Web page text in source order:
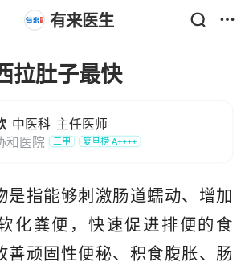
有来医生
拉肚子最快
中医科 主任医师
和医院
三甲 复旦榜A++++
是指能够刺激肠道蠕动、增加
化粪便，快速促进排便的食
善顽固性便秘、积食腹胀、肠